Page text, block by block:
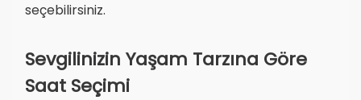
seçebilirsiniz.
Sevgilinizin Yaşam Tarzına Göre
Saat Seçimi